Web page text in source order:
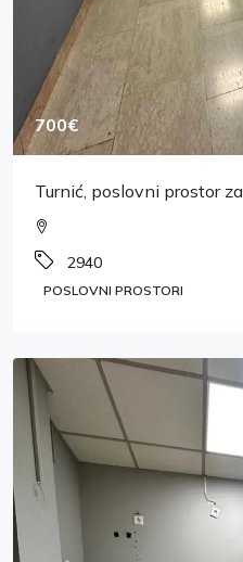
700€
Turnić, poslovni prostor
2940
POSLOVNI PROSTORI